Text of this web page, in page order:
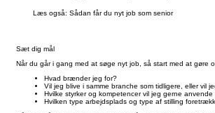
Læs også: Sådan får du nyt job som senior
Sæt dig mål
Når du går i gang med at søge nyt job, så start med at gøre
Hvad brænder jeg for?
Vil jeg blive i samme branche som tidligere, eller vil
Hvilke styrker og kompetencer vil jeg gerne anvende
Hvilken type arbejdsplads og type af stilling